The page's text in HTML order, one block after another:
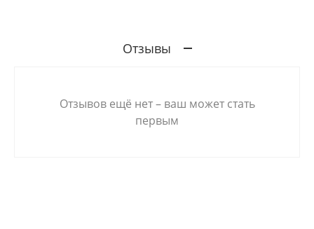
Отзывы
Отзывов ещё нет – ваш может стать
первым